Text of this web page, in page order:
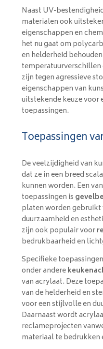
Naast UV-
materialen ook
eigenschappen en
het nu gaat om
en helderheid
zijn tegen agressieve
eigenschappen van
uitstekende keuze voor
toepassingen.
Toepassingen
De veelzijdigheid van
dat ze in een breed
kunnen worden. Een
toepassingen is
platen worden gebruikt
duurzaamheid en
zijn ook populair voor
bedrukbaarheid en
Specifieke
onder andere
van acrylaat. Deze
van de helderheid en
voor een stijlvolle en
Daarnaast wordt
reclameprojecten
materiaal te bedrukken